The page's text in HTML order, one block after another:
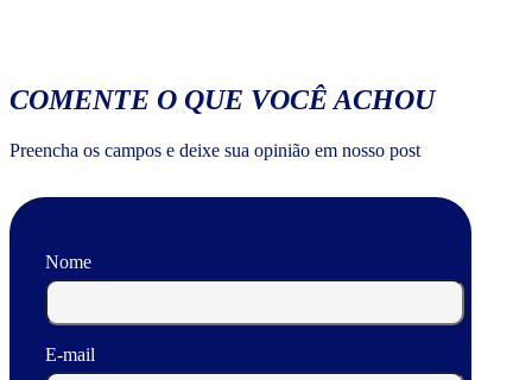
COMENTE O QUE VOCÊ ACHOU
Preencha os campos e deixe sua opinião em nosso post
Nome
E-mail